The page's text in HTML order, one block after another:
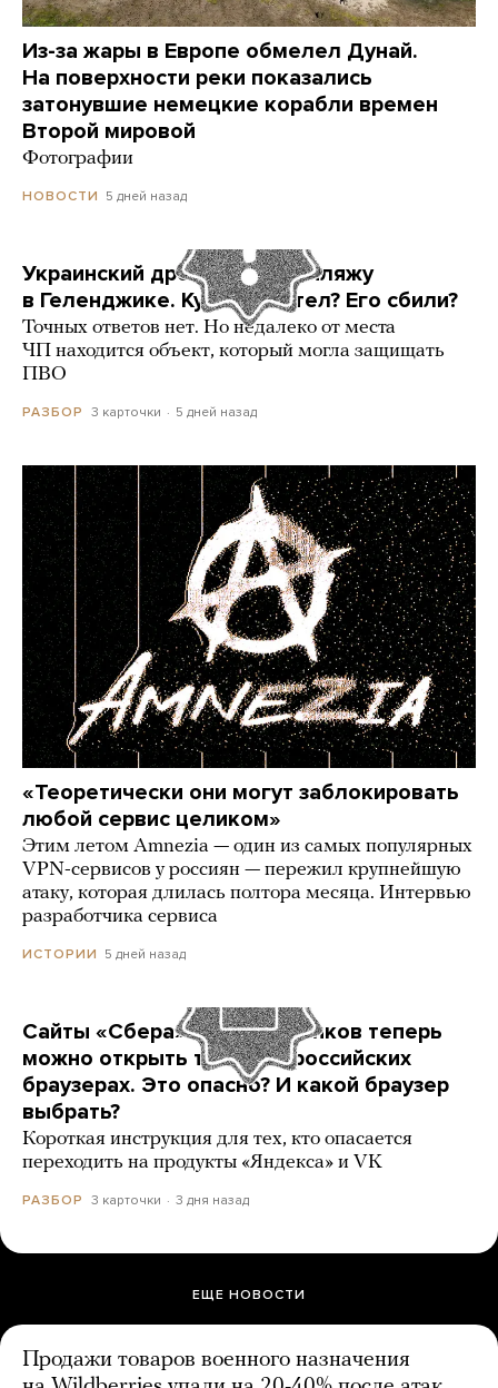
Из-за жары в Европе обмелел Дунай.
На поверхности реки показались
затонувшие немецкие корабли времен
Второй мировой
Фотографии
НОВОСТИ 5 дней назад
Украинский дрон попал по пляжу
в Геленджике. Куда он летел? Его сбили?
Точных ответов нет. Но недалеко от места
ЧП находится объект, который могла защищать
ПВО
РАЗБОР 3 карточки 5 дней назад
«Теоретически они могут заблокировать
любой сервис целиком»
Этим летом Amnezia — один из самых популярных
VPN-сервисов у россиян — пережил крупнейшую
атаку, которая длилась полтора месяца. Интервью
разработчика сервиса
ИСТОРИИ 5 дней назад
Сайты «Сбера» и других банков теперь
можно открыть только в российских
браузерах. Это опасно? И какой браузер
выбрать?
Короткая инструкция для тех, кто опасается
переходить на продукты «Яндекса» и VK
РАЗБОР 3 карточки 3 дня назад
ЕЩЕ НОВОСТИ
Продажи товаров военного назначения